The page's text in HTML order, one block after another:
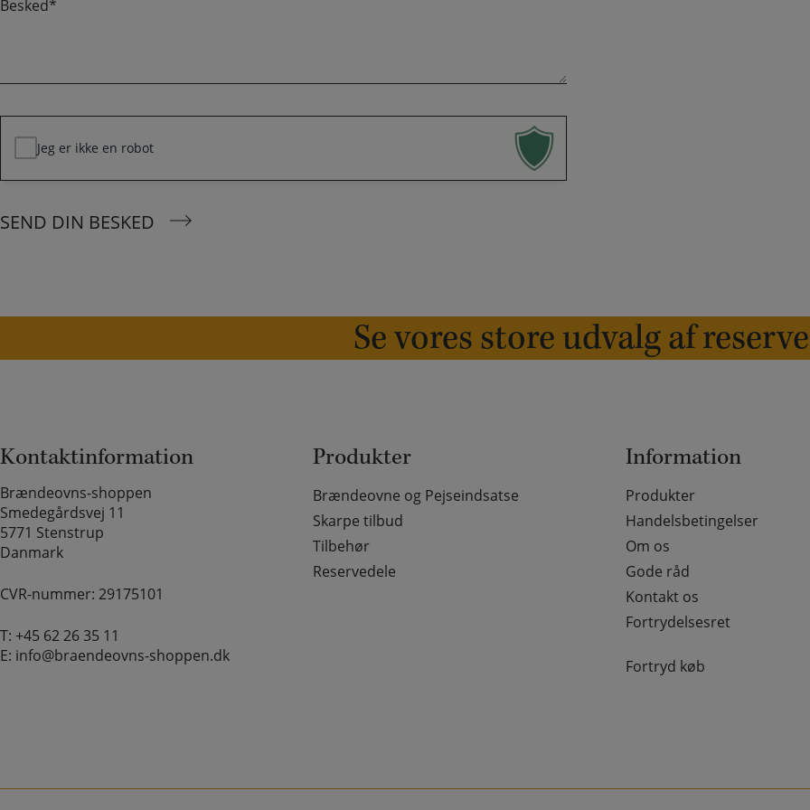
f
e
*
Jeg er ikke en robot
SEND DIN BESKED
Se vores store udvalg af
Kontaktinformation
Brændeovns-shoppen
Smedegårdsvej 11
5771 Stenstrup
Danmark
CVR-nummer: 29175101
T: +45 62 26 35 11
E: info@braendeovns-shoppen.dk
Produkter
Brændeovne og Pejseindsatse
Skarpe tilbud
Tilbehør
Reservedele
Information
Produkter
Handelsbetingelser
Om os
Gode råd
Kontakt os
Fortrydelsesret
Fortryd køb